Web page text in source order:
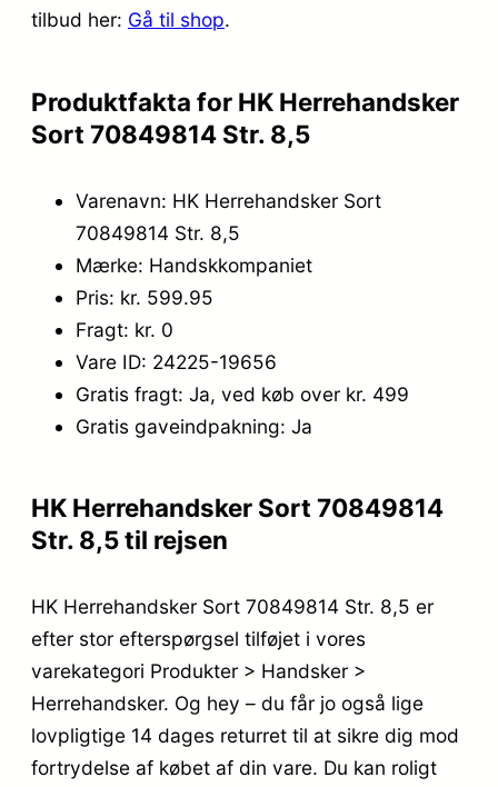
tilbud her: Gå til shop.
Produktfakta for HK Herrehandsker
Sort 70849814 Str. 8,5
Varenavn: HK Herrehandsker Sort
70849814 Str. 8,5
Mærke: Handskkompaniet
Pris: kr. 599.95
Fragt: kr. 0
Vare ID: 24225-19656
Gratis fragt: Ja, ved køb over kr. 499
Gratis gaveindpakning: Ja
HK Herrehandsker Sort 70849814
Str. 8,5 til rejsen
HK Herrehandsker Sort 70849814 Str. 8,5 er
efter stor efterspørgsel tilføjet i vores
varekategori Produkter > Handsker >
Herrehandsker. Og hey – du får jo også lige
lovpligtige 14 dages returret til at sikre dig mod
fortrydelse af købet af din vare. Du kan roligt